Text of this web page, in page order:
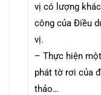
vị có lượng
công của Điều
vị.
– Thực hiện
phát tờ rơi của
thảo…